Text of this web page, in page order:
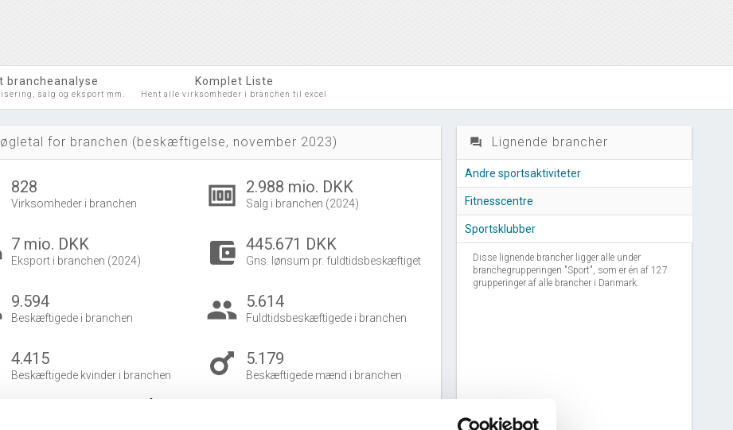
brancheanalyse
salg og eksport mm.
Komplet Liste
Hent alle virksomheder i branchen til excel
for branchen (beskæftigelse, november 2023)
828
Virksomheder i branchen money 2.988 mio. DKK
Salg i branchen (2024)
7 mio. DKK
Eksport i branchen (2024) account_balance_wallet 445.671 DKK
Gns. lønsum pr. fuldtidsbeskæftiget
9.594
Beskæftigede i branchen group 5.614
Fuldtidsbeskæftigede i branchen
4.415
Beskæftigede kvinder i branchen
5.179
Beskæftigede mænd i branchen
for historiske data.
question_answer Lignende brancher
Andre sportsaktiviteter
Fitnesscentre
Sportsklubber
Disse lignende brancher ligger alle under
branchegrupperingen "Sport", som er én af 127
grupperinger af alle brancher i Danmark.